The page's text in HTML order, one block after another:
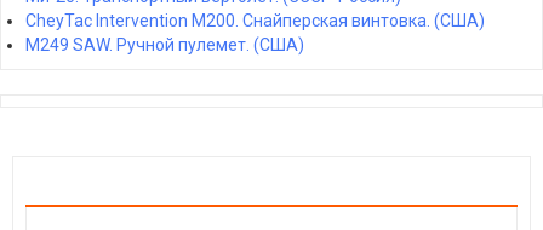
CheyTac Intervention M200. Снайперская винтовка. (США)
M249 SAW. Ручной пулемет. (США)